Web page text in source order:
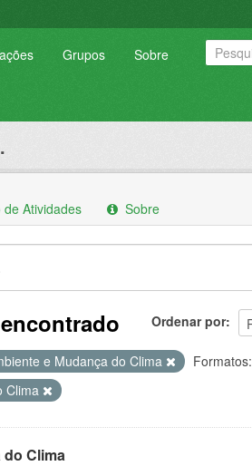
Grupos Sobre
de Atividades Sobre
Ordenar por
e Mudança do Clima Formatos:
Clima
Clima